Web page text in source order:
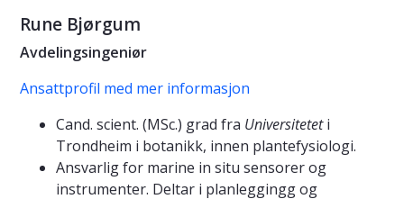
Rune Bjørgum
Avdelingsingeniør
Ansattprofil med mer informasjon
Cand. scient. (MSc.) grad fra Universiteteti
Trondheim i botanikk, innen plantefysiologi.
Ansvarlig for marine in situ sensorer og
instrumenter. Deltar i planleggingg og